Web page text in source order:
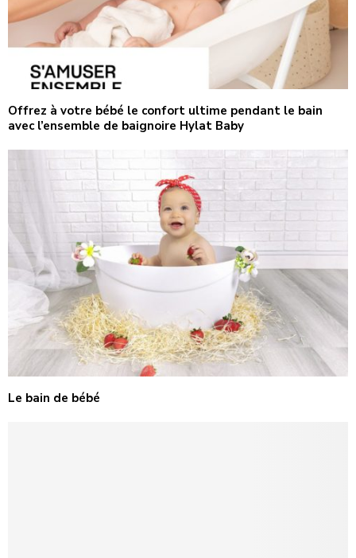
Offrez à votre bébé le confort ultime pendant le bain
avec l’ensemble de baignoire Hylat Baby
Le bain de bébé